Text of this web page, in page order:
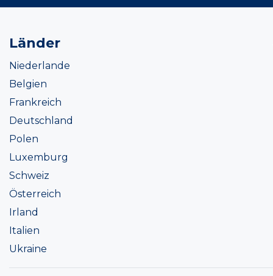
Länder
Niederlande
Belgien
Frankreich
Deutschland
Polen
Luxemburg
Schweiz
Österreich
Irland
Italien
Ukraine